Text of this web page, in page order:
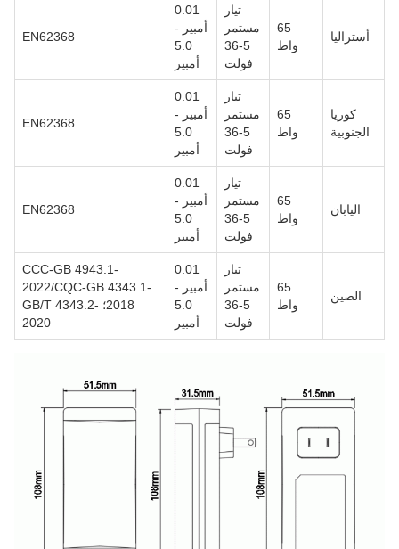
أستراليا
65
واط
تيار
مستمر
5-36
فولت
0.01
أمبير -
5.0
أمبير
EN62368
كوريا
الجنوبية
65
واط
تيار
مستمر
5-36
فولت
0.01
أمبير -
5.0
أمبير
EN62368
اليابان
65
واط
تيار
مستمر
5-36
فولت
0.01
أمبير -
5.0
أمبير
EN62368
الصين
65
واط
تيار
مستمر
5-36
فولت
0.01
أمبير -
5.0
أمبير
CCC-GB 4943.1-
2022/CQC-GB 4343.1-
2018؛ GB/T 4343.2-
2020